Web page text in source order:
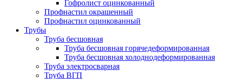
Гофролист оцинкованный
Профнастил окрашенный
Профнастил оцинкованный
Трубы
Труба бесшовная
Труба бесшовная горячедеформированная
Труба бесшовная холоднодеформированная
Труба электросварная
Труба ВГП